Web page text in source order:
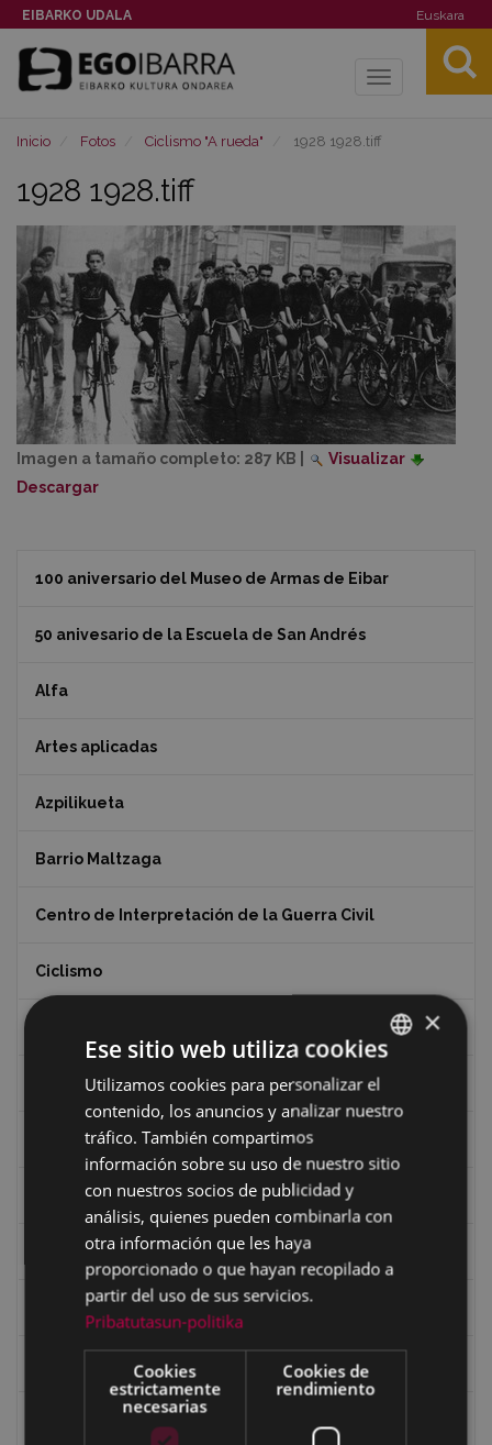
EIBARKO UDALA Euskara
Toggle
Inicio Fotos Ciclismo "A rueda" 1928 1928.tiff
1928 1928.tiff
Imagen a tamaño completo: 287 KB
Visualizar
Descargar
100 aniversario del Museo de Armas de Eibar
50 anivesario de la Escuela de San Andrés
Alfa
Artes aplicadas
Azpilikueta
Barrio Maltzaga
Centro de Interpretación de la Guerra Civil
Ciclismo
Dibujos de Julen Zabaleta
Eibar desde el aire
Eibartarren ahotan
Ermitas
Fondo Bolumburu
Fondo Carlos Narbaiza
BASQUE
SPANISH
×
Ese sitio web utiliza cookies
Utilizamos cookies para personalizar el
contenido, los anuncios y analizar nuestro
tráfico. También compartimos
información sobre su uso de nuestro sitio
con nuestros socios de publicidad y
análisis, quienes pueden combinarla con
otra información que les haya
proporcionado o que hayan recopilado a
partir del uso de sus servicios.
Pribatutasun-politika
Cookies
estrictamente
necesarias
Cookies de
rendimiento